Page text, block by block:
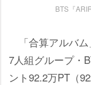
BTS『
「合算アルバム
7人組グループ・
ント92.2万PT（